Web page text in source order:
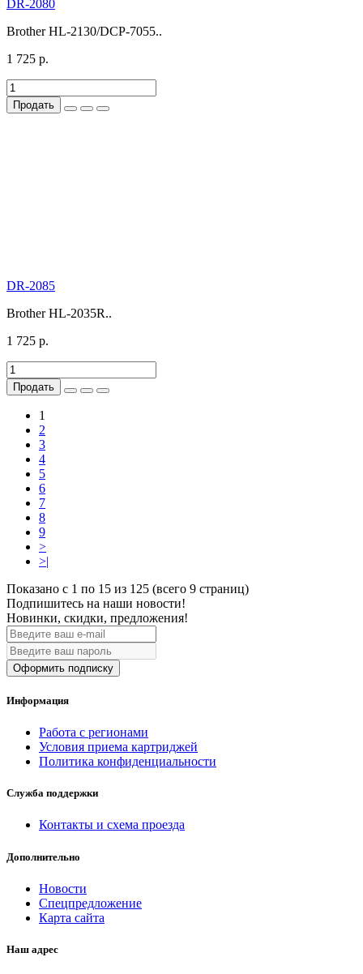
DR-2080
Brother HL-2130/DCP-7055..
1 725 р.
Продать
DR-2085
Brother HL-2035R..
1 725 р.
Продать
1
2
3
4
5
6
7
8
9
>
>|
Показано с 1 по 15 из 125 (всего 9 страниц)
Подпишитесь на наши новости!
Новинки, скидки, предложения!
Оформить подписку
Информация
Работа с регионами
Условия приема картриджей
Политика конфиденциальности
Служба поддержки
Контакты и схема проезда
Дополнительно
Новости
Спецпредложение
Карта сайта
Наш адрес